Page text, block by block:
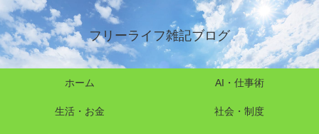
フリーライフ雑記ブログ
ホーム AI・仕事術
生活・お金 社会・制度